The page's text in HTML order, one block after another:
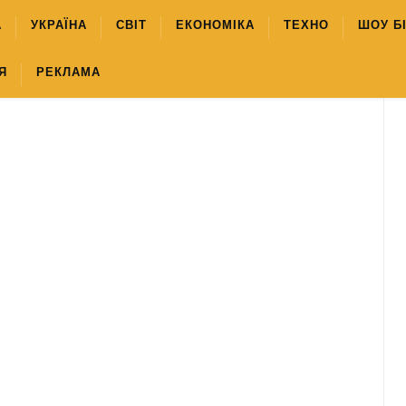
УКРАЇНА СВІТ ЕКОНОМІКА ТЕХНО ШОУ
РЕКЛАМА